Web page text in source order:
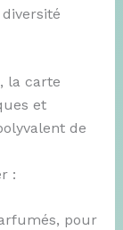
la carte
et
de
:
pour